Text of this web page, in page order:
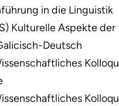
in die Linguistik
Kulturelle Aspekte der
Deutsch